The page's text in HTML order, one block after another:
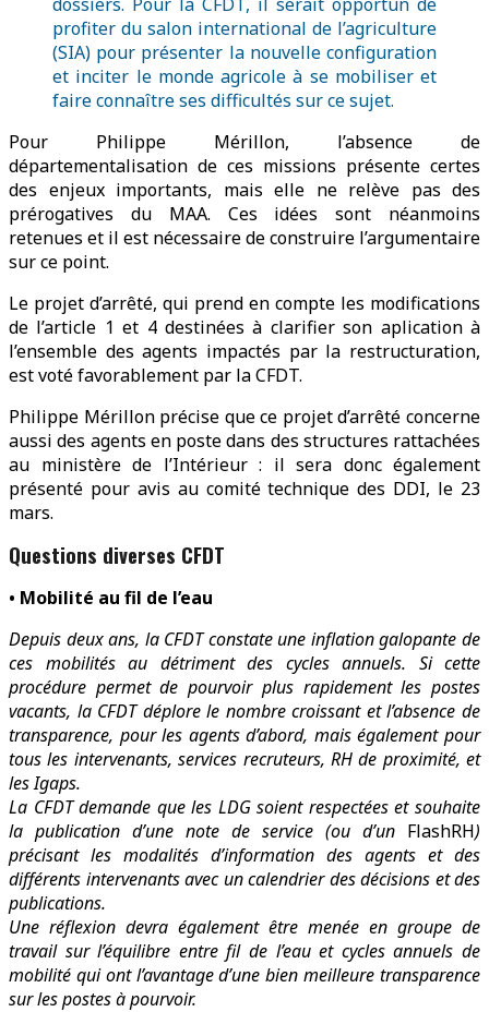
dossiers. Pour la CFDT, il serait opportun de
profiter du salon international de l’agriculture
(SIA) pour présenter la nouvelle configuration
et inciter le monde agricole à se mobiliser et
faire connaître ses difficultés sur ce sujet.
Pour Philippe Mérillon, l’absence de
départementalisation de ces missions présente certes
des enjeux importants, mais elle ne relève pas des
prérogatives du MAA. Ces idées sont néanmoins
retenues et il est nécessaire de construire l’argumentaire
sur ce point.
Le projet d’arrêté, qui prend en compte les modifications
de l’article 1 et 4 destinées à clarifier son aplication à
l’ensemble des agents impactés par la restructuration,
est voté favorablement par la CFDT.
Philippe Mérillon précise que ce projet d’arrêté concerne
aussi des agents en poste dans des structures rattachées
au ministère de l’Intérieur : il sera donc également
présenté pour avis au comité technique des DDI, le 23
mars.
Questions diverses CFDT
• Mobilité au fil de l’eau
Depuis deux ans, la CFDT constate une inflation galopante de
ces mobilités au détriment des cycles annuels. Si cette
procédure permet de pourvoir plus rapidement les postes
vacants, la CFDT déplore le nombre croissant et l’absence de
transparence, pour les agents d’abord, mais également pour
tous les intervenants, services recruteurs, RH de proximité, et
les Igaps.
La CFDT demande que les LDG soient respectées et souhaite
la publication d’une note de service (ou d’un FlashRH)
précisant les modalités d’information des agents et des
différents intervenants avec un calendrier des décisions et des
publications.
Une réflexion devra également être menée en groupe de
travail sur l’équilibre entre fil de l’eau et cycles annuels de
mobilité qui ont l’avantage d’une bien meilleure transparence
sur les postes à pourvoir.